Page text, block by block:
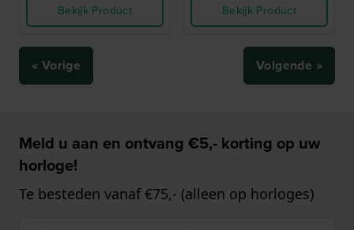
Bekijk Product
Bekijk Product
« Vorige Volgende »
Meld u aan en ontvang €5,- korting op uw
horloge!
Te besteden vanaf €75,- (alleen op horloges)